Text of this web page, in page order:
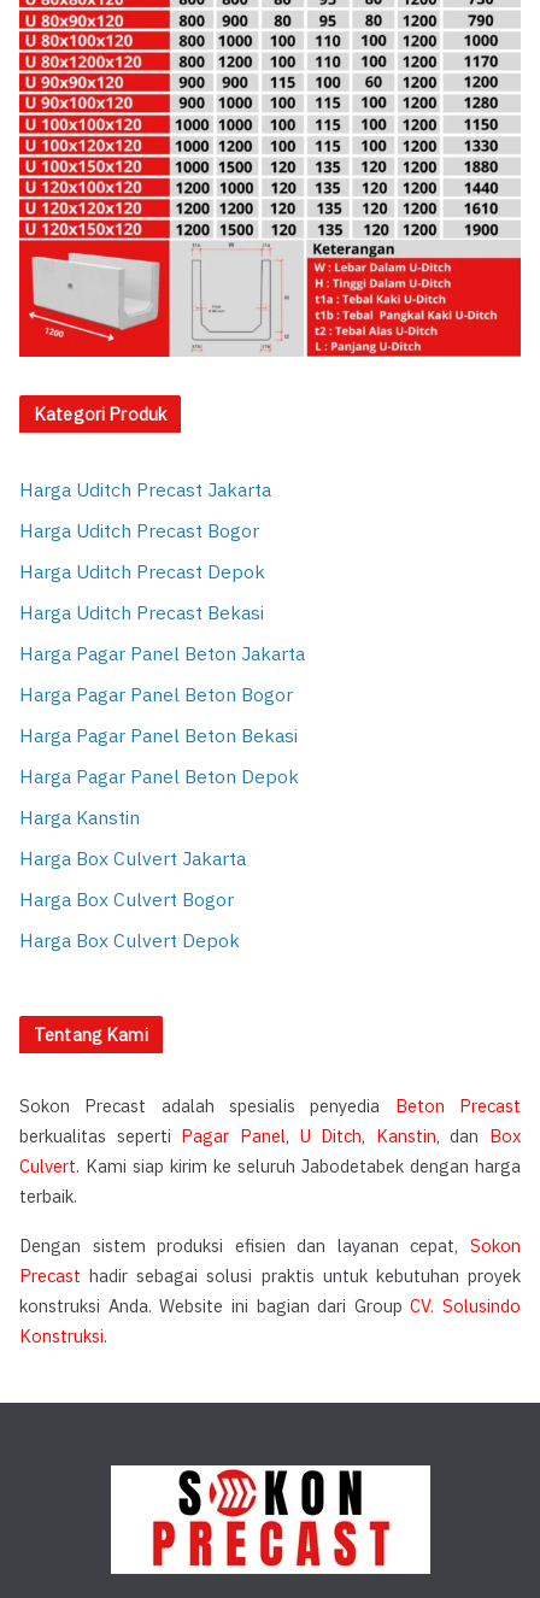
Kategori Produk
Harga Uditch Precast Jakarta
Harga Uditch Precast Bogor
Harga Uditch Precast Depok
Harga Uditch Precast Bekasi
Harga Pagar Panel Beton Jakarta
Harga Pagar Panel Beton Bogor
Harga Pagar Panel Beton Bekasi
Harga Pagar Panel Beton Depok
Harga Kanstin
Harga Box Culvert Jakarta
Harga Box Culvert Bogor
Harga Box Culvert Depok
Tentang Kami
Sokon Precast adalah spesialis penyedia Beton Precast
berkualitas seperti Pagar Panel, U Ditch, Kanstin, dan Box
Culvert. Kami siap kirim ke seluruh Jabodetabek dengan harga
terbaik.
Dengan sistem produksi efisien dan layanan cepat, Sokon
Precast hadir sebagai solusi praktis untuk kebutuhan proyek
konstruksi Anda. Website ini bagian dari GroupCV. Solusindo
Konstruksi.